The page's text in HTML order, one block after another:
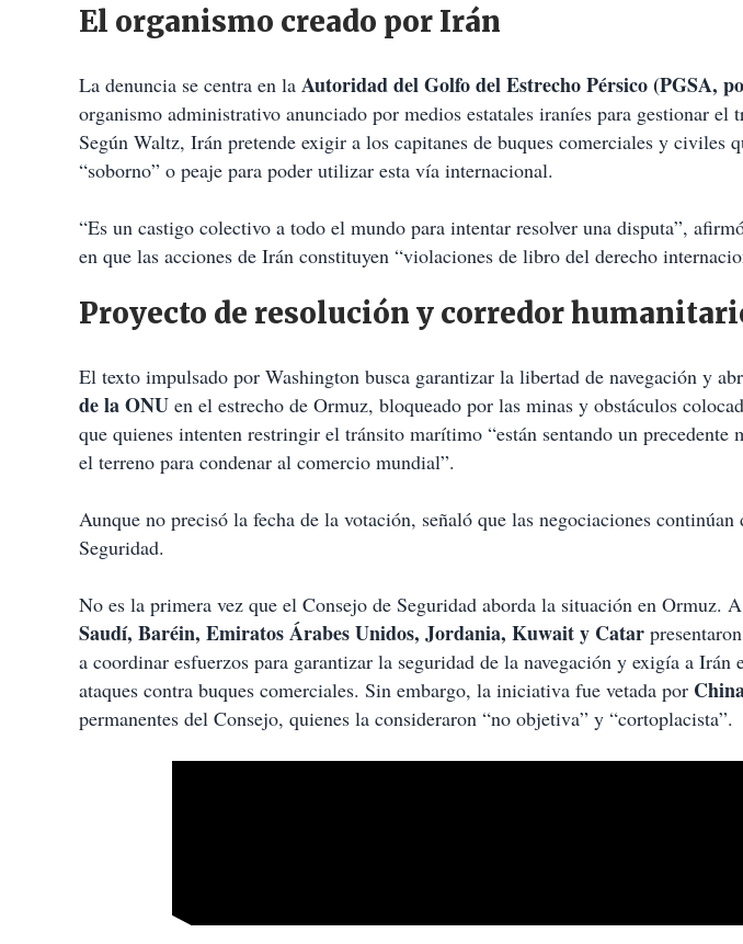
El organismo creado por Irán
La denuncia se centra en la Autoridad del Golfo del Estrecho Pérsico (PGSA,
organismo administrativo anunciado por medios estatales iraníes para gestionar el
Según Waltz, Irán pretende exigir a los capitanes de buques comerciales y civiles
“soborno” o peaje para poder utilizar esta vía internacional.
“Es un castigo colectivo a todo el mundo para intentar resolver una disputa”,
en que las acciones de Irán constituyen “violaciones de libro del derecho
Proyecto de resolución y corredor
El texto impulsado por Washington busca garantizar la libertad de navegación y
de la ONU en el estrecho de Ormuz, bloqueado por las minas y obstáculos
que quienes intenten restringir el tránsito marítimo “están sentando un precedente
el terreno para condenar al comercio mundial”.
Aunque no precisó la fecha de la votación, señaló que las negociaciones
Seguridad.
No es la primera vez que el Consejo de Seguridad aborda la situación en Ormuz.
Saudí, Baréin, Emiratos Árabes Unidos, Jordania, Kuwait y Catar
a coordinar esfuerzos para garantizar la seguridad de la navegación y exigía a Irán
ataques contra buques comerciales. Sin embargo, la iniciativa fue vetada por
permanentes del Consejo, quienes la consideraron “no objetiva” y “cortoplacista”.